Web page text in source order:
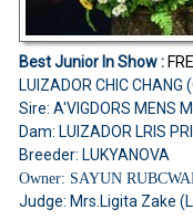
Best Junior In Show :
LUIZADOR CHIC CHANG
Sire: A'VIGDORS MENS
Dam: LUIZADOR LRIS
Breeder: LUKYANOVA
Owner: SAYUN
Judge: Mrs.Ligita Zake